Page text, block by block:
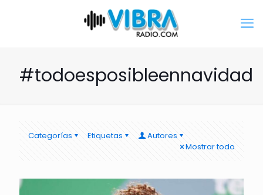
#todoesposibleennavidad
Categorías Etiquetas
Autores
Mostrar todo